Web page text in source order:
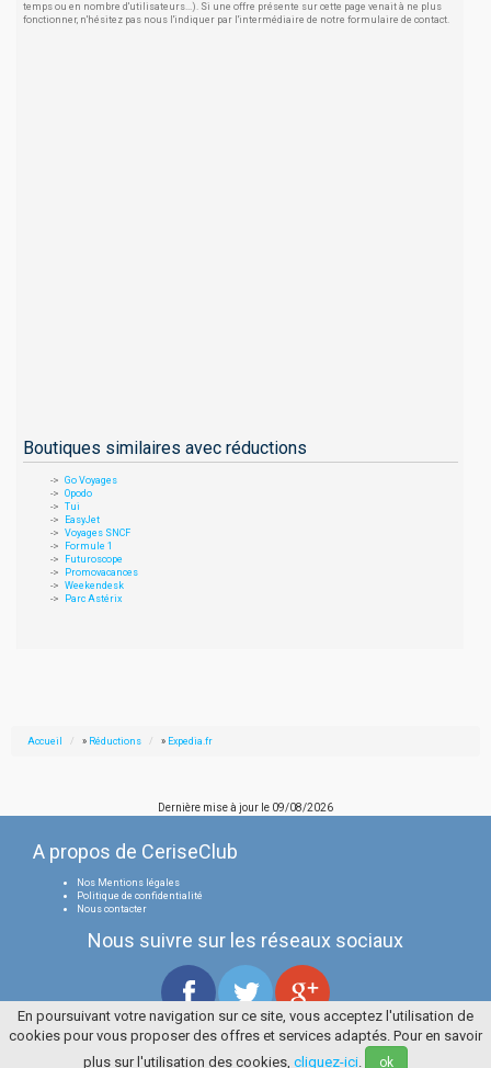
temps ou en nombre d'utilisateurs...). Si une offre présente sur cette page venait à ne plus
fonctionner, n'hésitez pas nous l'indiquer par l'intermédiaire de notre formulaire de contact.
Boutiques similaires avec réductions
Go Voyages
Opodo
Tui
EasyJet
Voyages SNCF
Formule 1
Futuroscope
Promovacances
Weekendesk
Parc Astérix
Accueil » Réductions » Expedia.fr
Dernière mise à jour le 09/08/2026
A propos de CeriseClub
Nos Mentions légales
Politique de confidentialité
Nous contacter
Nous suivre sur les réseaux sociaux
Tous droits réservés
La Cerise Bleue 2006 / 2026
En poursuivant votre navigation sur ce site, vous acceptez l'utilisation de
cookies pour vous proposer des offres et services adaptés. Pour en savoir
plus sur l'utilisation des cookies, cliquez-ici ok